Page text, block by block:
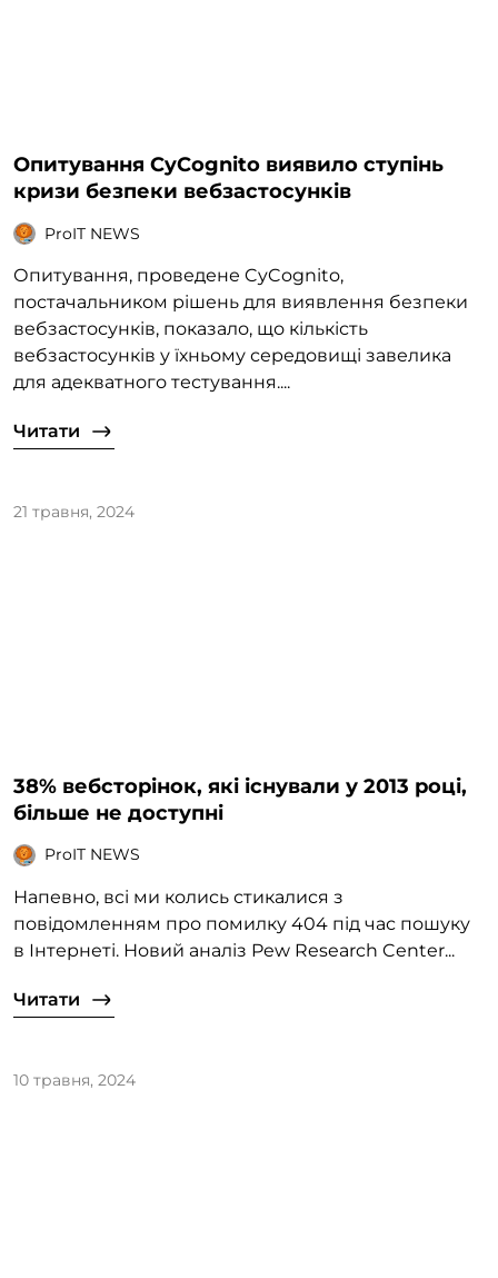
Опитування CyCognito виявило ступінь
кризи безпеки вебзастосунків
ProIT NEWS
Опитування, проведене CyCognito,
постачальником рішень для виявлення безпеки
вебзастосунків, показало, що кількість
вебзастосунків у їхньому середовищі завелика
для адекватного тестування....
Читати
21 травня, 2024
38% вебсторінок, які існували у 2013 році,
більше не доступні
ProIT NEWS
Напевно, всі ми колись стикалися з
повідомленням про помилку 404 під час пошуку
в Інтернеті. Новий аналіз Pew Research Center...
Читати
10 травня, 2024